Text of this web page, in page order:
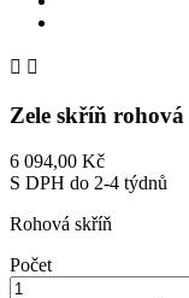
 
Zele skříň rohová
6 094,00 Kč
S DPH do 2-4 týdnů
Rohová skříň
Počet